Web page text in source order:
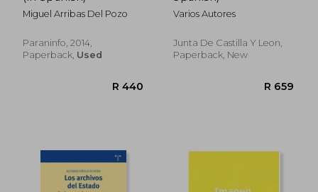
Miguel Arribas Del Pozo
Paraninfo, 2014,
Paperback, Used
Varios Autores
Junta De Castilla Y Leon,
Paperback, New